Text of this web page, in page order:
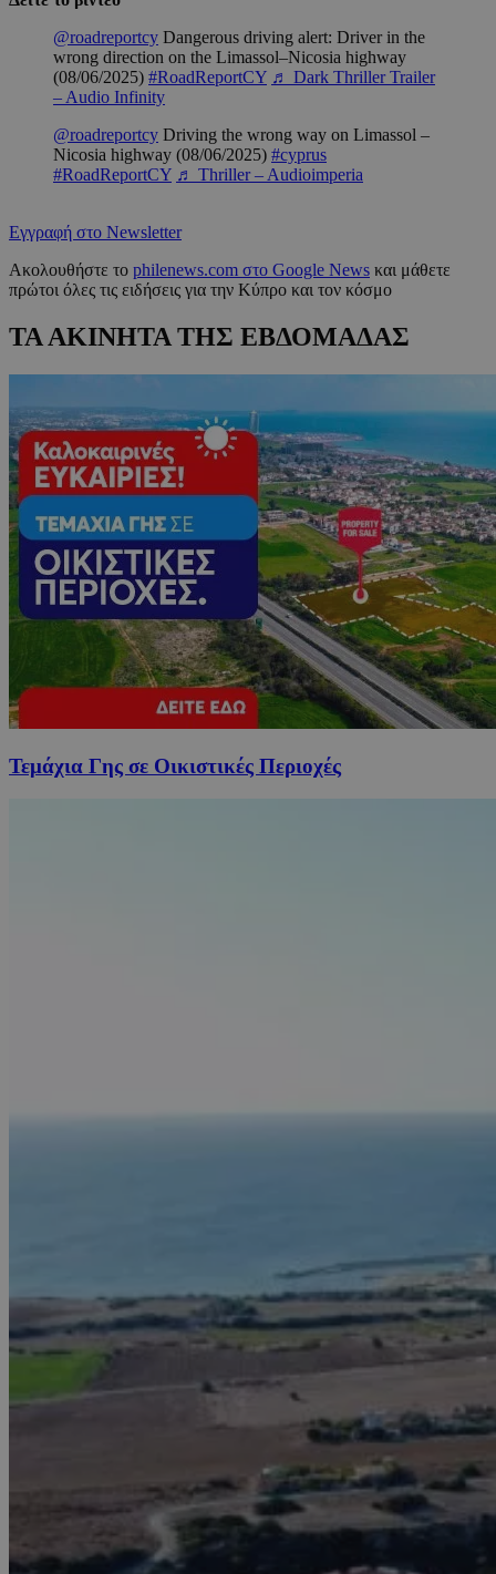
@roadreportcy Dangerous driving alert: Driver in the
wrong direction on the Limassol–Nicosia highway
(08/06/2025) #RoadReportCY ♬ Dark Thriller Trailer
– Audio Infinity
@roadreportcy Driving the wrong way on Limassol –
Nicosia highway (08/06/2025) #cyprus
#RoadReportCY ♬ Thriller – Audioimperia
Εγγραφή στο Newsletter
Ακολουθήστε το philenews.com στο Google News και μάθετε
πρώτοι όλες τις ειδήσεις για την Κύπρο και τον κόσμο
ΤΑ ΑΚΙΝΗΤΑ ΤΗΣ ΕΒΔΟΜΑΔΑΣ
Τεμάχια Γης σε Οικιστικές Περιοχές